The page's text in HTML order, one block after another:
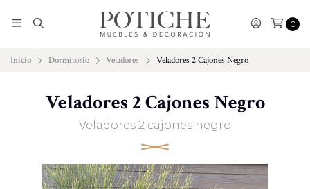
0
Inicio Dormitorio Veladores Veladores 2 Cajones Negro
Veladores 2 Cajones Negro
Veladores 2 cajones negro